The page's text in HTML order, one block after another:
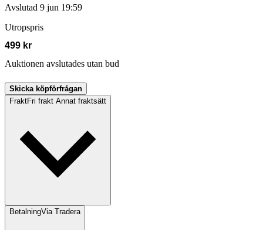
Avslutad 9 jun 19:59
Utropspris
499 kr
Auktionen avslutades utan bud
Skicka köpförfrågan
FraktFri frakt Annat fraktsätt
BetalningVia Tradera